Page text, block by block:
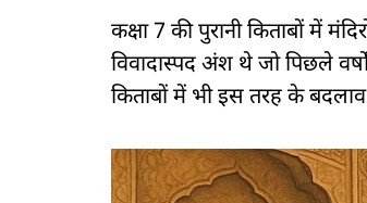
कक्षा 7 की पुरानी किताबों में
विवादास्पद अंश थे जो पिछले
किताबों में भी इस तरह के